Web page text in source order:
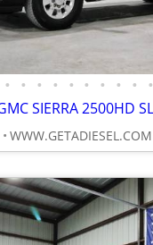
• • • • • • • • • •
WWW.GETADIESEL.COM